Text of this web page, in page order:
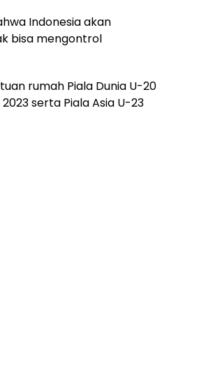
Indonesia akan
bisa mengontrol
rumah Piala Dunia U-20
serta Piala Asia U-23